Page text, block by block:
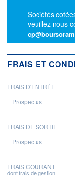
Sociétés
veuillez nous
FRAIS ET
PROSPECTUS
FRAIS D'ENTRÉE
FRAIS DE SORTIE
FRAIS COURANT
dont frais de gestion